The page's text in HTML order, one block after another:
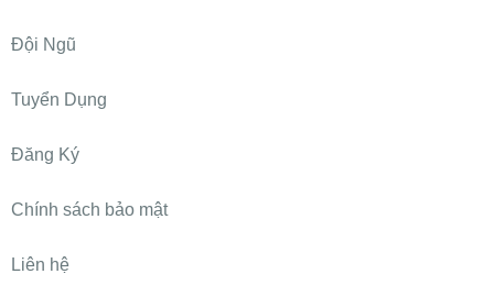
Đội Ngũ
Tuyển Dụng
Đăng Ký
Chính sách bảo mật
Liên hệ